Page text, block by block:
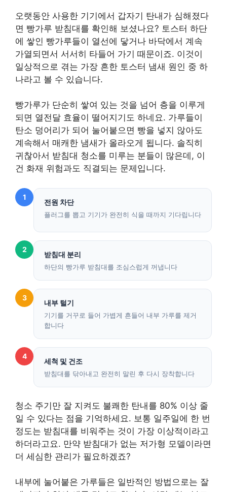
오랫동안 사용한 기기에서 갑자기 탄내가 심해졌다
면 빵가루 받침대를 확인해 보셨나요? 토스터 하단
에 쌓인 빵가루들이 열선에 닿거나 바닥에서 계속
가열되면서 서서히 타들어 가기 때문이죠. 이것이
일상적으로 겪는 가장 흔한 토스터 냄새 원인 중 하
나라고 볼 수 있습니다.
빵가루가 단순히 쌓여 있는 것을 넘어 층을 이루게
되면 열전달 효율이 떨어지기도 하네요. 가루들이
탄소 덩어리가 되어 눌어붙으면 빵을 넣지 않아도
계속해서 매캐한 냄새가 올라오게 됩니다. 솔직히
귀찮아서 받침대 청소를 미루는 분들이 많은데, 이
건 화재 위험과도 직결되는 문제입니다.
1
전원 차단
플러그를 뽑고 기기가 완전히 식을 때까지 기다립니다
2
받침대 분리
하단의 빵가루 받침대를 조심스럽게 꺼냅니다
3
내부 털기
기기를 거꾸로 들어 가볍게 흔들어 내부 가루를 제거
합니다
4
세척 및 건조
받침대를 닦아내고 완전히 말린 후 다시 장착합니다
청소 주기만 잘 지켜도 불쾌한 탄내를 80% 이상 줄
일 수 있다는 점을 기억하세요. 보통 일주일에 한 번
정도는 받침대를 비워주는 것이 가장 이상적이라고
하더라고요. 만약 받침대가 없는 저가형 모델이라면
더 세심한 관리가 필요하겠죠?
내부에 눌어붙은 가루들은 일반적인 방법으로는 잘